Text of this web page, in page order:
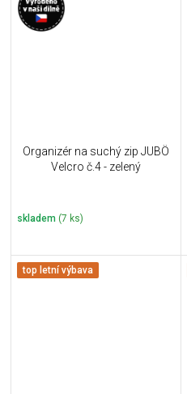
Organizér na suchý zip JUBÖ
Velcro č.4 - zelený
skladem (7 ks)
top letní výbava